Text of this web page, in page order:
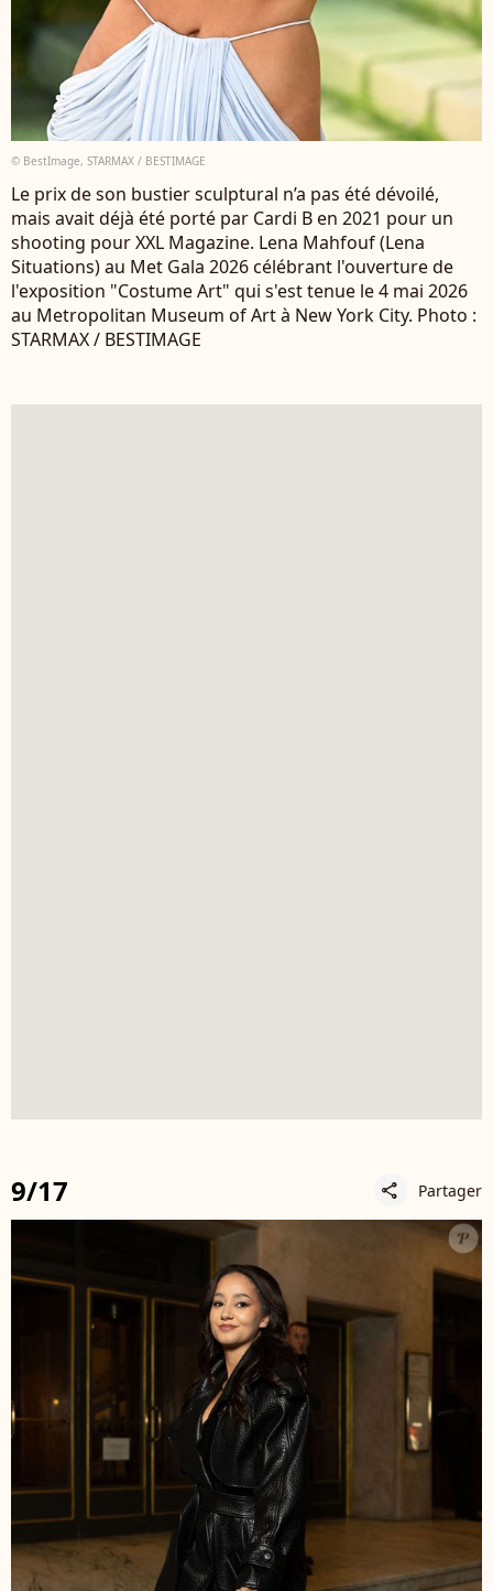
© BestImage, STARMAX / BESTIMAGE
Le prix de son bustier sculptural n’a pas été dévoilé,
mais avait déjà été porté par Cardi B en 2021 pour un
shooting pour XXL Magazine. Lena Mahfouf (Lena
Situations) au Met Gala 2026 célébrant l'ouverture de
l'exposition "Costume Art" qui s'est tenue le 4 mai 2026
au Metropolitan Museum of Art à New York City. Photo :
STARMAX / BESTIMAGE
9/17 share Partager